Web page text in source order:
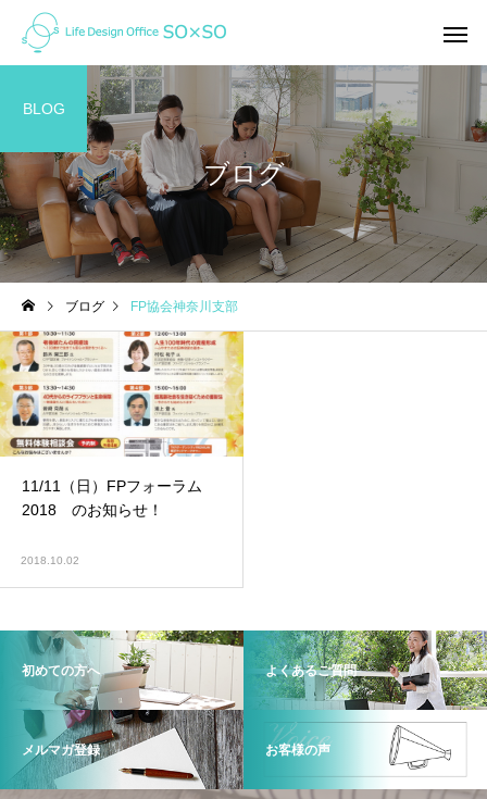
家計の整え方
オンライン（ZOOM)で家
計相談ってどんな感じ？
ライフプラン
「未来」はここから変
ブログ
BLOG
ブログ FP協会神奈川支部
11/11（日）FPフォーラム
2018 のお知らせ！
2018.10.02
初めての方へ よくあるご質問
メルマガ登録 お客様の声